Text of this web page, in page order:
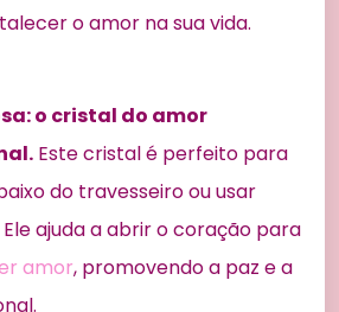
o amor na sua vida.
o cristal do amor
Este cristal é perfeito para
do travesseiro ou usar
ajuda a abrir o coração para
amor, promovendo a paz e a